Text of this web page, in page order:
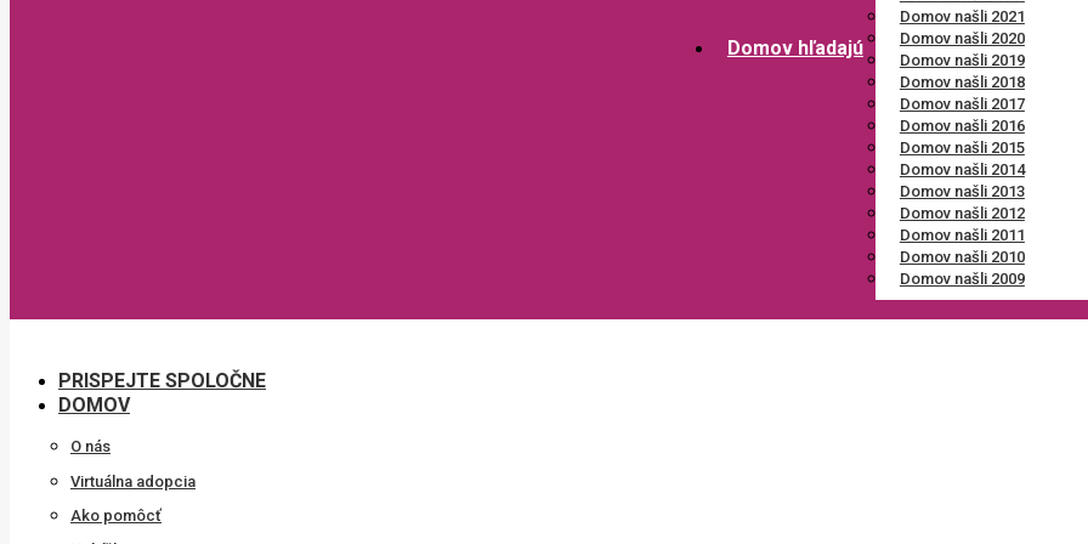
Domov hľadajú
Domov našli 2021
Domov našli 2020
Domov našli 2019
Domov našli 2018
Domov našli 2017
Domov našli 2016
Domov našli 2015
Domov našli 2014
Domov našli 2013
Domov našli 2012
Domov našli 2011
Domov našli 2010
Domov našli 2009
PRISPEJTE SPOLOČNE
DOMOV
O nás
Virtuálna adopcia
Ako pomôcť